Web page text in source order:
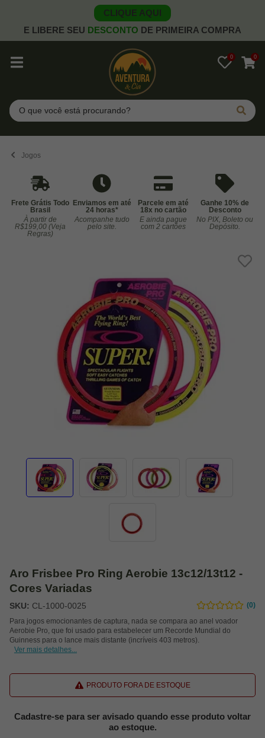
CLIQUE AQUI
E LIBERE SEU DESCONTO DE PRIMEIRA COMPRA
0 0
Pesquisar
Jogos
Frete Grátis Todo
Brasil
À partir de
R$199,00 (Veja
Regras)
Enviamos em até
24 horas*
Acompanhe tudo
pelo site.
Parcele em até
18x no cartão
E ainda pague
com 2 cartões
Ganhe 10% de
Desconto
No PIX, Boleto ou
Depósito.
Aro Frisbee Pro Ring Aerobie 13c12/13t12 -
Cores Variadas
SKU: CL-1000-0025
(0)
Para jogos emocionantes de captura, nada se compara ao anel voador
Aerobie Pro, que foi usado para estabelecer um Recorde Mundial do
Guinness para o lance mais distante (incríveis 403 metros).
Ver mais detalhes...
PRODUTO FORA DE ESTOQUE
Cadastre-se para ser avisado quando esse produto voltar
ao estoque.